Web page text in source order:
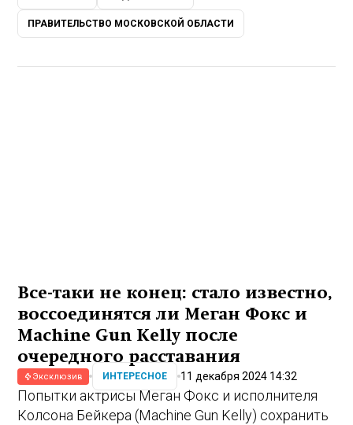
ПРАВИТЕЛЬСТВО МОСКОВСКОЙ ОБЛАСТИ
Все-таки не конец: стало известно,
воссоединятся ли Меган Фокс и
Machine Gun Kelly после
очередного расставания
Эксклюзив ИНТЕРЕСНОЕ 11 декабря 2024 14:32
Попытки актрисы Меган Фокс и исполнителя
Колсона Бейкера (Machine Gun Kelly) сохранить